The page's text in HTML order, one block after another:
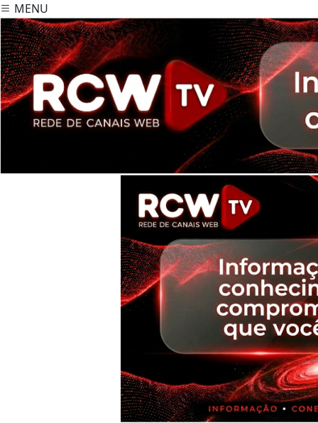
MENU